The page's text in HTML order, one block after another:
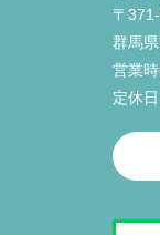
〒
群馬
営業時
定休日